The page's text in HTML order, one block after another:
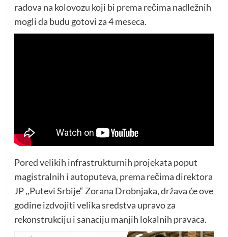
radova na kolovozu koji bi prema rečima nadležnih
mogli da budu gotovi za 4 meseca.
Pored velikih infrastrukturnih projekata poput
magistralnih i autoputeva, prema rečima direktora
JP ,,Putevi Srbije“ Zorana Drobnjaka, država će ove
godine izdvojiti velika sredstva upravo za
rekonstrukciju i sanaciju manjih lokalnih pravaca.